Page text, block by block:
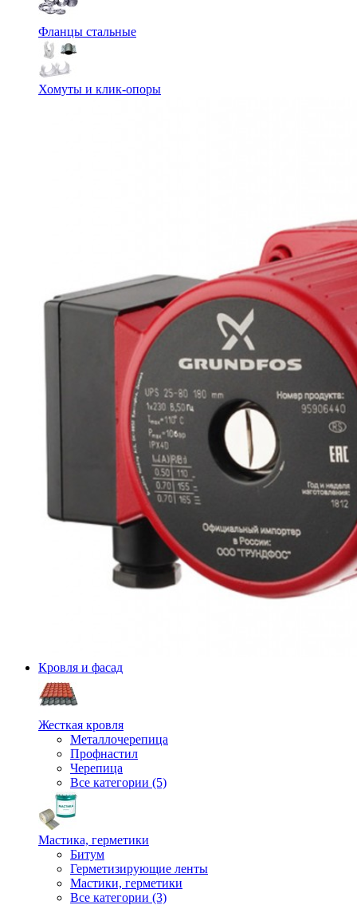
Фланцы стальные
Хомуты и клик-опоры
Кровля и фасад
Жесткая кровля
Металлочерепица
Профнастил
Черепица
Все категории (5)
Мастика, герметики
Битум
Герметизирующие ленты
Мастики, герметики
Все категории (3)